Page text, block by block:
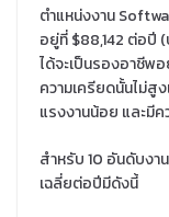
ตำแหน่งงาน
อยู่ที่ $88,142 ต่อปี
ได้จะเป็นรองอาชีพ
ความเครียดนั้นไม่สู
แรงงานน้อย และมี
สำหรับ 10 อันดับงา
เฉลี่ยต่อปีมีดังนี้